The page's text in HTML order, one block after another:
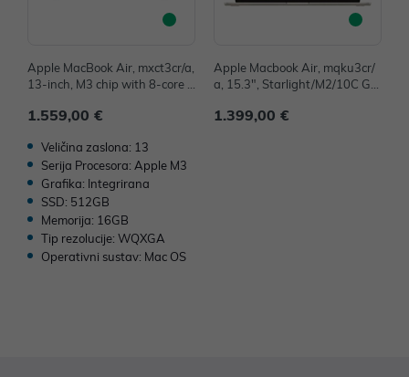
Apple MacBook Air, mxct3cr/a,
13-inch, M3 chip with 8-core C
12GB SSD - Silver
1.559,00 €
Veličina zaslona: 13
Serija Procesora: Apple M3
Grafika: Integrirana
SSD: 512GB
Memorija: 16GB
Tip rezolucije: WQXGA
Operativni sustav: Mac OS
Apple Macbook Air, mqku3cr/
a, 15.3", Starlight/M2/10C GP
a - IZLOŽBENI ARTIKL
1.399,00 €